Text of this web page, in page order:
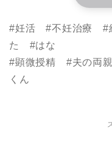
#妊活 #不妊治療 #
た #はな
#顕微授精 #夫の両
くん